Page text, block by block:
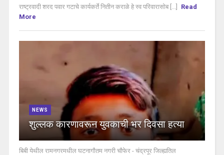
राष्ट्रवादी शरद पवार गटाचे कार्यकर्ते नितीन कराळे हे स्व परिवारासोब [...]
Read
More
NEWS
शुल्लक कारणावरून युवकाची भर दिवसा हत्या
बिबी येथील रामनगरमधील घटनागौतम नगरी चौफेर - चंद्रपूर जिल्ह्यतिल